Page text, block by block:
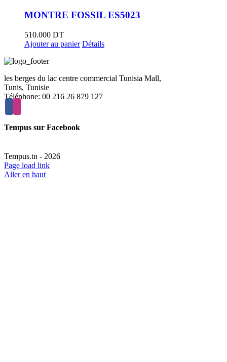
MONTRE FOSSIL ES5023
510.000 DT
Ajouter au panier Détails
les berges du lac centre commercial Tunisia Mall,
Tunis, Tunisie
Téléphone: 00 216 26 879 127
Tempus sur Facebook
Tempus.tn - 2026
Page load link
Aller en haut